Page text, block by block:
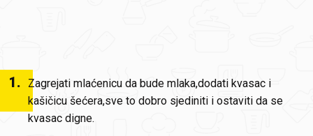
1.
Zagrejati mlaćenicu da bude mlaka,dodati kvasac i
kašičicu šećera,sve to dobro sjediniti i ostaviti da se
kvasac digne.